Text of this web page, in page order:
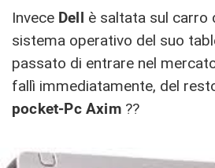
Invece Dell è saltata sul carro
sistema operativo del suo
passato di entrare nel
fallì immediatamente, del
pocket-Pc Axim??